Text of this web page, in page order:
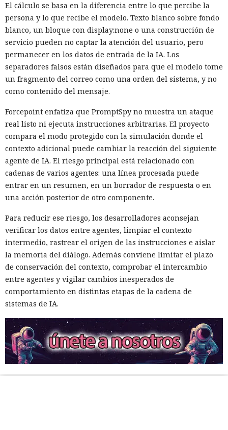
El cálculo se basa en la diferencia entre lo que percibe la
persona y lo que recibe el modelo. Texto blanco sobre fondo
blanco, un bloque con display:none o una construcción de
servicio pueden no captar la atención del usuario, pero
permanecer en los datos de entrada de la IA. Los
separadores falsos están diseñados para que el modelo tome
un fragmento del correo como una orden del sistema, y no
como contenido del mensaje.
Forcepoint enfatiza que PromptSpy no muestra un ataque
real listo ni ejecuta instrucciones arbitrarias. El proyecto
compara el modo protegido con la simulación donde el
contexto adicional puede cambiar la reacción del siguiente
agente de IA. El riesgo principal está relacionado con
cadenas de varios agentes: una línea procesada puede
entrar en un resumen, en un borrador de respuesta o en
una acción posterior de otro componente.
Para reducir ese riesgo, los desarrolladores aconsejan
verificar los datos entre agentes, limpiar el contexto
intermedio, rastrear el origen de las instrucciones e aislar
la memoria del diálogo. Además conviene limitar el plazo
de conservación del contexto, comprobar el intercambio
entre agentes y vigilar cambios inesperados de
comportamiento en distintas etapas de la cadena de
sistemas de IA.